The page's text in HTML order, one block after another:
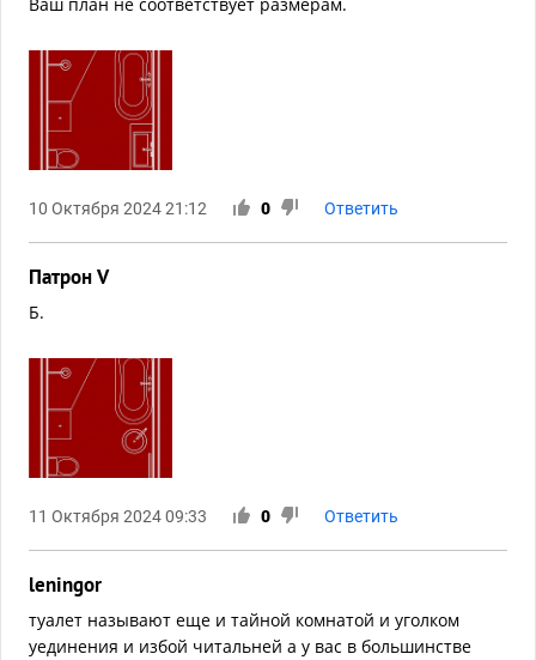
10 Октября 2024 21:12 0 Ответить
Патрон V
Б.
11 Октября 2024 09:33 0 Ответить
leningor
туалет называют еще и тайной комнатой и уголком
уединения и избой читальней а у вас в большинстве